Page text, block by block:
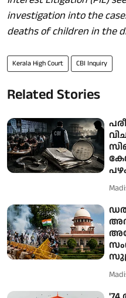
investigation into the
deaths of children in the
Kerala High Court CBI Inquiry
Related Stories